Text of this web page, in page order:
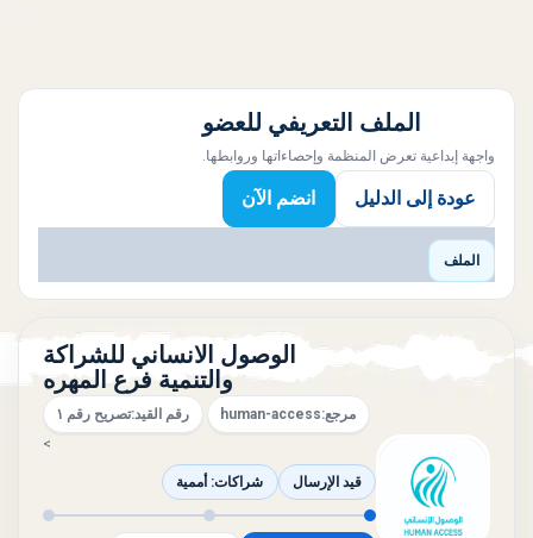
الملف التعريفي للعضو
واجهة إبداعية تعرض المنظمة وإحصاءاتها وروابطها.
عودة إلى الدليل انضم الآن
الملف
الوصول الانساني للشراكة
والتنمية فرع المهره
مرجع:human-access رقم القيد:تصريح رقم ١
>
قيد الإرسال شراكات: أممية